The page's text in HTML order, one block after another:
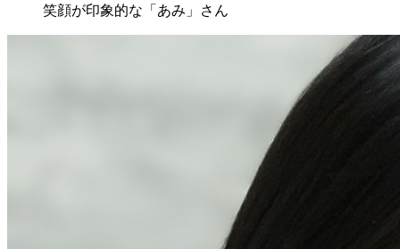
笑顔が印象的な「あみ」さん